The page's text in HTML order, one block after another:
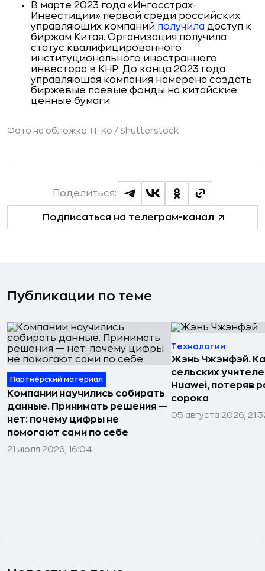
В марте 2023 года «Ингосстрах-
Инвестиции» первой среди российских
управляющих компаний получила доступ к
биржам Китая. Организация получила
статус квалифицированного
институционального иностранного
инвестора в КНР. До конца 2023 года
управляющая компания намерена создать
биржевые паевые фонды на китайские
ценные бумаги.
Фото на обложке: H_Ko / Shutterstock
Подписаться на телеграм-канал
Поделиться:
Публикации по теме
Партнёрский материал
Компании научились собирать
данные. Принимать решения —
нет: почему цифры не
помогают сами по себе
21 июля 2026, 16:04
Технологии
Жэнь Чжэнфэй.
сельских
Huawei, потеряв
сорока
05 августа 2026,